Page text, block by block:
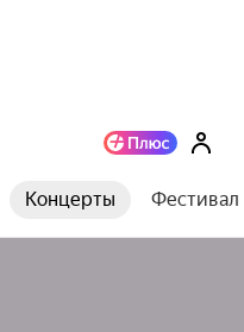
Концерты